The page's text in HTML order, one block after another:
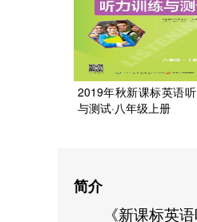
2019年秋新课标英语
与测试·八年级上册
简介
《新课标英